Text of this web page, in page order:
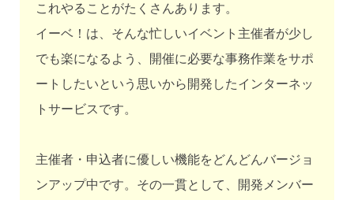
これやることがたくさんあります。
イーベ！は、そんな忙しいイベント主催者が少し
でも楽になるよう、開催に必要な事務作業をサポ
ートしたいという思いから開発したインターネッ
トサービスです。
主催者・申込者に優しい機能をどんどんバージョ
ンアップ中です。その一貫として、開発メンバー